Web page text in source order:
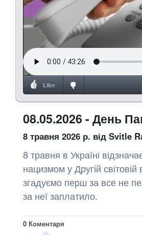
Like
08.05.2026 - День
8 травня 2026 р. від Svitle
8 травня в Україні
нацизмом у Другій
згадуємо перш за все не
за неї заплатило.
0 Коментаря